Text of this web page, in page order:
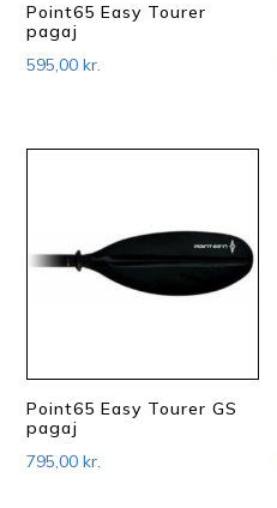
Point65 Easy Tourer
pagaj
595,00kr.
Point65 Easy Tourer GS
pagaj
795,00kr.